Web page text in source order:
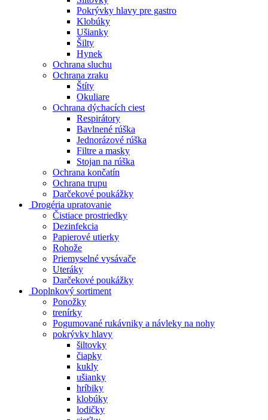
Pokrývky hlavy pre gastro
Klobúky
Ušianky
Šilty
Hynek
Ochrana sluchu
Ochrana zraku
Štíty
Okuliare
Ochrana dýchacích ciest
Respirátory
Bavlnené rúška
Jednorázové rúška
Filtre a masky
Stojan na rúška
Ochrana končatín
Ochrana trupu
Darčekové poukážky
Drogéria upratovanie
Čistiace prostriedky
Dezinfekcia
Papierové utierky
Rohože
Priemyselné vysávače
Uteráky
Darčekové poukážky
Doplnkový sortiment
Ponožky
trenírky
Pogumované rukávniky a návleky na nohy
pokrývky hlavy
šiltovky
čiapky
kukly
ušianky
hríbiky
klobúky
lodičky